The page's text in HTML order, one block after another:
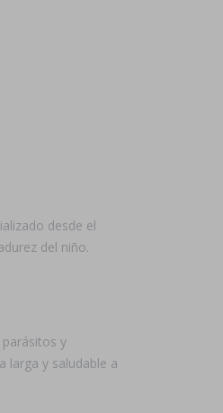
desde el
del niño.
y
larga y saludable a